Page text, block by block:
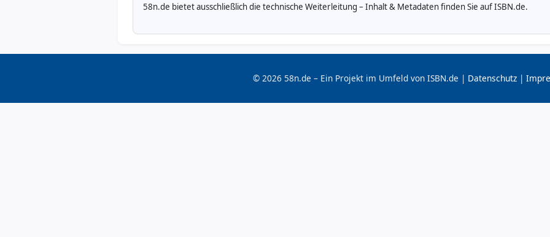
58n.de bietet ausschließlich die technische Weiterleitung – Inhalt & Metadaten finden Sie auf ISBN.de.
© 2026 58n.de – Ein Projekt im Umfeld von ISBN.de | Datenschutz |